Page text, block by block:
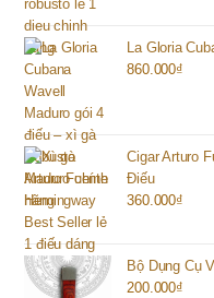
La Gloria
860.000₫
Cigar Arturo
Điếu
360.000₫
Bộ Dụng Cụ
200.000₫